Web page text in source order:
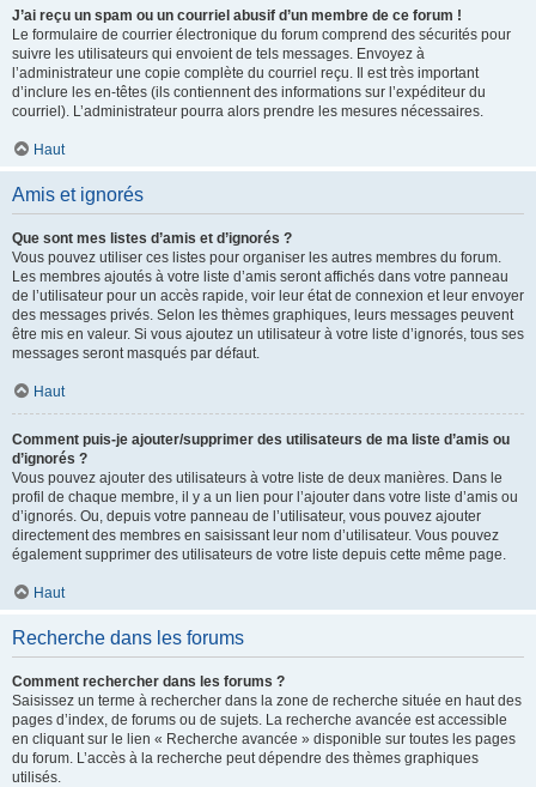
J’ai reçu un spam ou un courriel abusif d’un membre de ce forum !
Le formulaire de courrier électronique du forum comprend des sécurités pour
suivre les utilisateurs qui envoient de tels messages. Envoyez à
l’administrateur une copie complète du courriel reçu. Il est très important
d’inclure les en-têtes (ils contiennent des informations sur l’expéditeur du
courriel). L’administrateur pourra alors prendre les mesures nécessaires.
Haut
Amis et ignorés
Que sont mes listes d’amis et d’ignorés ?
Vous pouvez utiliser ces listes pour organiser les autres membres du forum.
Les membres ajoutés à votre liste d’amis seront affichés dans votre panneau
de l’utilisateur pour un accès rapide, voir leur état de connexion et leur envoyer
des messages privés. Selon les thèmes graphiques, leurs messages peuvent
être mis en valeur. Si vous ajoutez un utilisateur à votre liste d’ignorés, tous ses
messages seront masqués par défaut.
Haut
Comment puis-je ajouter/supprimer des utilisateurs de ma liste d’amis ou
d’ignorés ?
Vous pouvez ajouter des utilisateurs à votre liste de deux manières. Dans le
profil de chaque membre, il y a un lien pour l’ajouter dans votre liste d’amis ou
d’ignorés. Ou, depuis votre panneau de l’utilisateur, vous pouvez ajouter
directement des membres en saisissant leur nom d’utilisateur. Vous pouvez
également supprimer des utilisateurs de votre liste depuis cette même page.
Haut
Recherche dans les forums
Comment rechercher dans les forums ?
Saisissez un terme à rechercher dans la zone de recherche située en haut des
pages d’index, de forums ou de sujets. La recherche avancée est accessible
en cliquant sur le lien « Recherche avancée » disponible sur toutes les pages
du forum. L’accès à la recherche peut dépendre des thèmes graphiques
utilisés.